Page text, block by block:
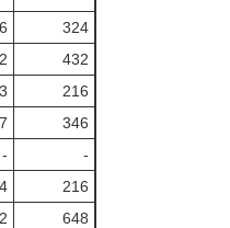
324
432
216
346
-
‐
216
648